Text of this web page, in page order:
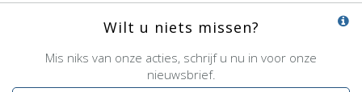
Wilt u niets missen?
Mis niks van onze acties, schrijf u nu in voor onze
nieuwsbrief.